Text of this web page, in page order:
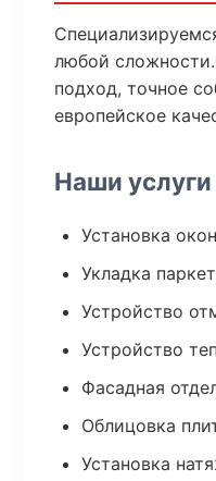
любой
подход, точное
европейское
Наши услуги
Установка окон
Укладка
Устройство
Устройство
Фасадная
Облицовка
Установка